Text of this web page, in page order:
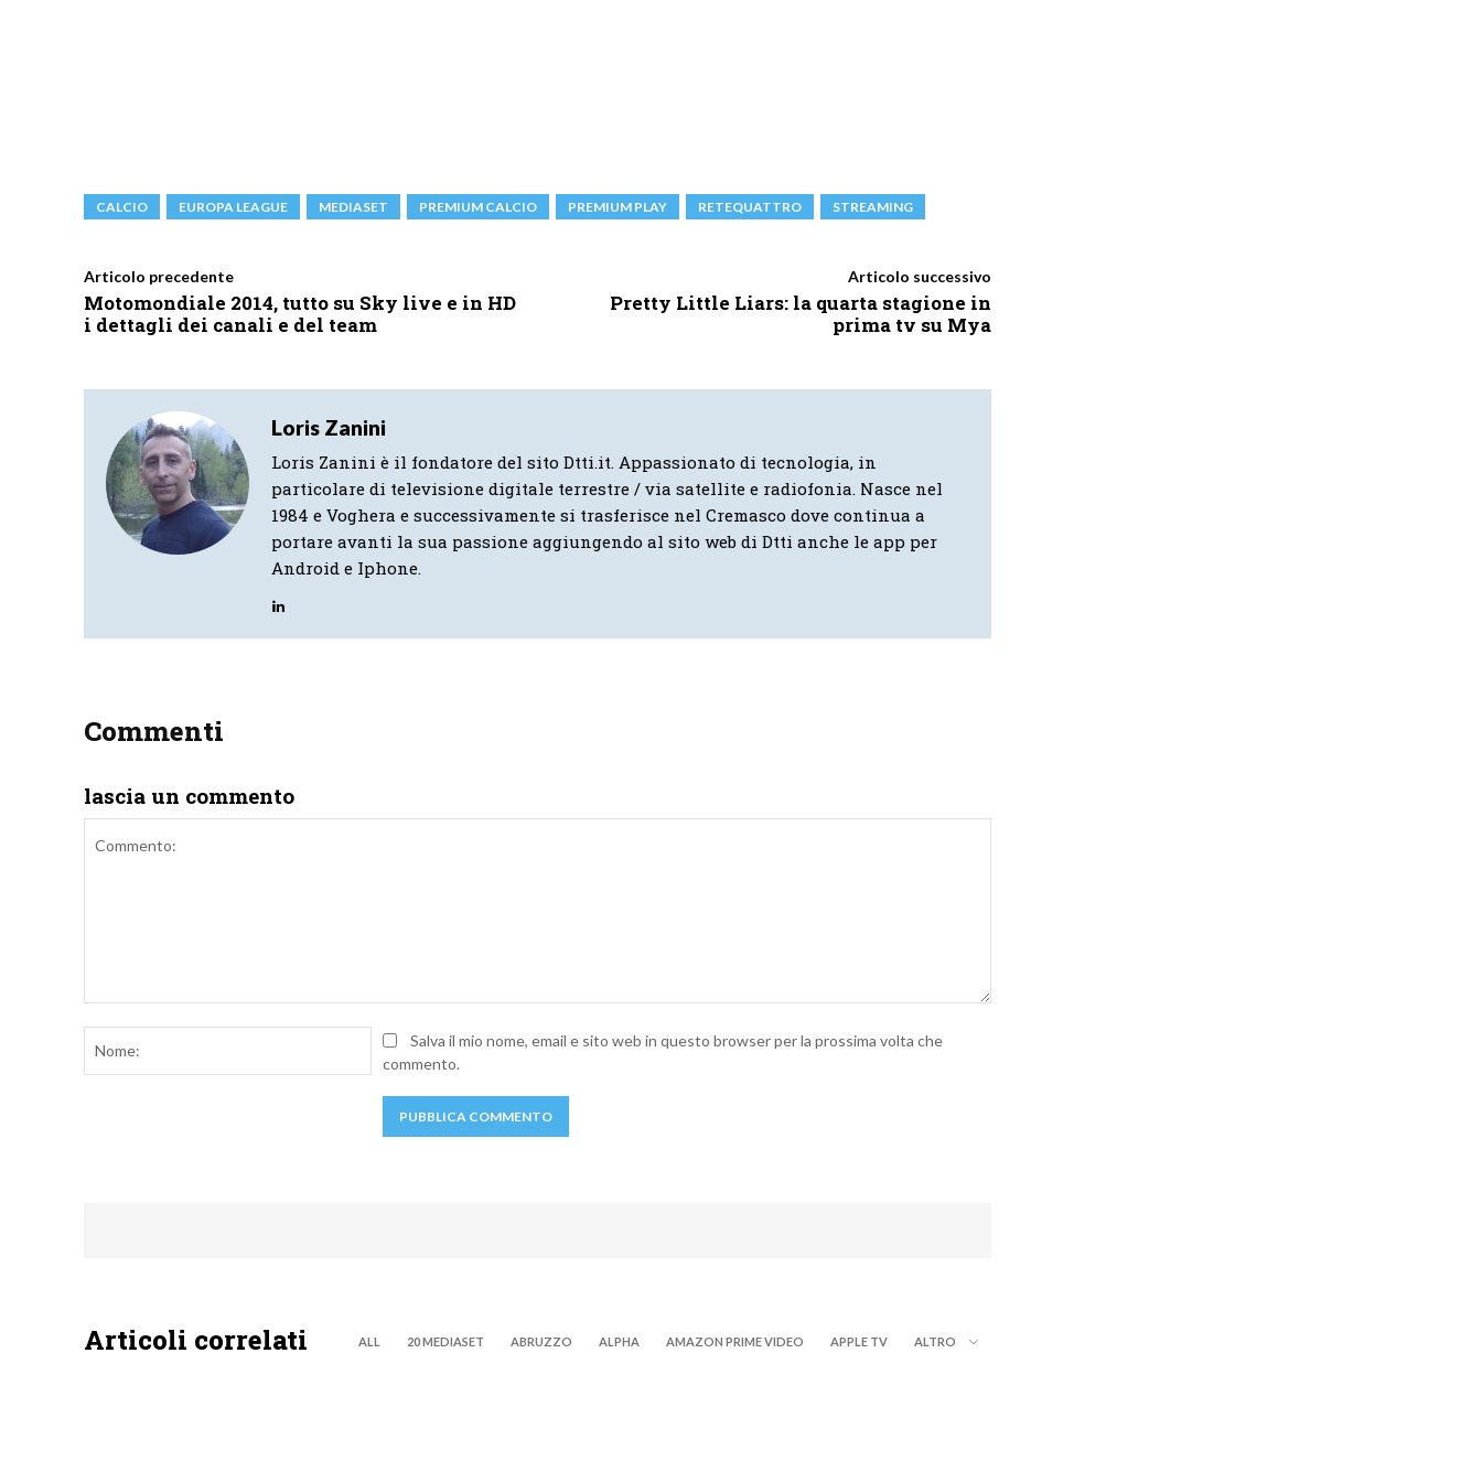
CALCIO EUROPA LEAGUE MEDIASET PREMIUM CALCIO PREMIUM PLAY RETEQUATTRO STREAMING
Articolo precedente
Motomondiale 2014, tutto su Sky live e in HD
i dettagli dei canali e del team
Articolo successivo
Pretty Little Liars: la quarta stagione in
prima tv su Mya
Loris Zanini
Loris Zanini è il fondatore del sito Dtti.it. Appassionato di tecnologia, in
particolare di televisione digitale terrestre / via satellite e radiofonia. Nasce nel
1984 e Voghera e successivamente si trasferisce nel Cremasco dove continua a
portare avanti la sua passione aggiungendo al sito web di Dtti anche le app per
Android e Iphone.
Commenti
lascia un commento
Nome:Salva il mio nome, email e sito web in questo browser per la prossima volta che
commento.
Articoli correlati ALL 20 MEDIASET ABRUZZO ALPHA AMAZON PRIME VIDEO APPLE TV ALTRO